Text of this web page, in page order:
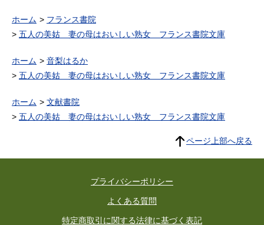
ホーム
フランス書院
五人の美姑 妻の母はおいしい熟女 フランス書院文庫
ホーム
音梨はるか
五人の美姑 妻の母はおいしい熟女 フランス書院文庫
ホーム
文献書院
五人の美姑 妻の母はおいしい熟女 フランス書院文庫
ページ上部へ戻る
プライバシーポリシー
よくある質問
特定商取引に関する法律に基づく表記